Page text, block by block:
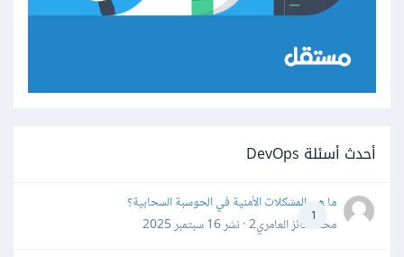
أحدث أسئلة DevOps
1
ما هي المشكلات الأمنية في الحوسبة السحابية؟
محمد فائز العامري2 · نشر
16 سبتمبر 2025